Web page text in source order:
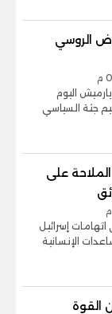
الروسي
اليوم
جثة السياسي
الملاحة على
إسرائيل
الإنسانية
القوة